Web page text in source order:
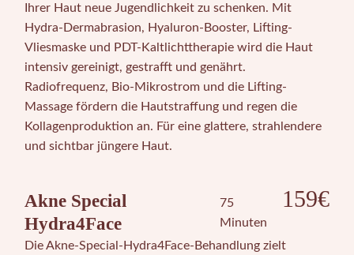
Ihrer Haut neue Jugendlichkeit zu schenken. Mit
Hydra-Dermabrasion, Hyaluron-Booster, Lifting-
Vliesmaske und PDT-Kaltlichttherapie wird die Haut
intensiv gereinigt, gestrafft und genährt.
Radiofrequenz, Bio-Mikrostrom und die Lifting-
Massage fördern die Hautstraffung und regen die
Kollagenproduktion an. Für eine glattere, strahlendere
und sichtbar jüngere Haut.
Akne Special
Hydra4Face
75
Minuten
159€
Die Akne-Special-Hydra4Face-Behandlung zielt